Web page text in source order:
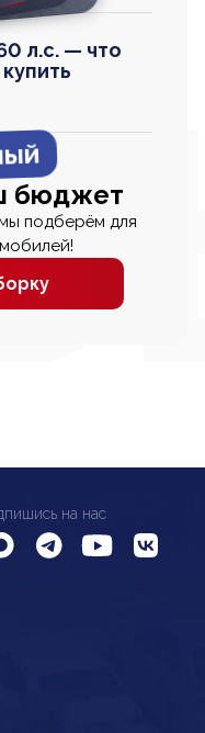
л.с. — что
бюджет
подберём для
на нас